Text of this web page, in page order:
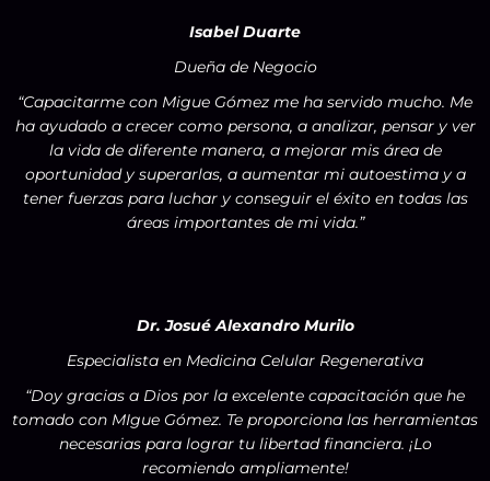
Isabel Duarte
Dueña de Negocio
“Capacitarme con Migue Gómez me ha servido mucho. Me
ha ayudado a crecer como persona, a analizar, pensar y ver
la vida de diferente manera, a mejorar mis área de
oportunidad y superarlas, a aumentar mi autoestima y a
tener fuerzas para luchar y conseguir el éxito en todas las
áreas importantes de mi vida.”
Dr. Josué Alexandro Murilo
Especialista en Medicina Celular Regenerativa
“Doy gracias a Dios por la excelente capacitación que he
tomado con MIgue Gómez. Te proporciona las herramientas
necesarias para lograr tu libertad financiera. ¡Lo
recomiendo ampliamente!